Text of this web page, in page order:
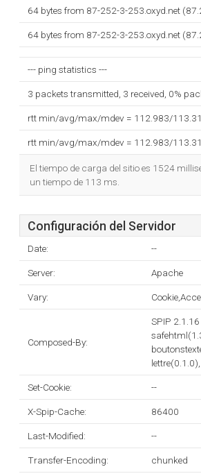
64 bytes from 87-252-3-253.oxyd.net
64 bytes from 87-252-3-253.oxyd.net
--- ping statistics ---
3 packets transmitted, 3 received, 0%
rtt min/avg/max/mdev = 112.983/
rtt min/avg/max/mdev = 112.983/
El tiempo de carga del sitio es 1524
un tiempo de 113 ms.
Configuración del Servidor
Date: --
Server: Apache
Vary:
Composed-By:
SPIP
Set-Cookie: --
X-Spip-Cache: 86400
Last-Modified: --
Transfer-Encoding: chunked